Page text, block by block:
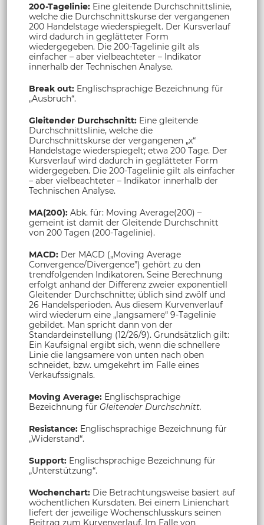
200-Tagelinie: Eine gleitende Durchschnittslinie,
welche die Durchschnittskurse der vergangenen
200 Handelstage wiederspiegelt. Der Kursverlauf
wird dadurch in geglätteter Form
wiedergegeben. Die 200-Tagelinie gilt als
einfacher – aber vielbeachteter – Indikator
innerhalb der Technischen Analyse.
Break out: Englischsprachige Bezeichnung für
„Ausbruch“.
Gleitender Durchschnitt: Eine gleitende
Durchschnittslinie, welche die
Durchschnittskurse der vergangenen „x“
Handelstage wiederspiegelt; etwa 200 Tage. Der
Kursverlauf wird dadurch in geglätteter Form
widergegeben. Die 200-Tagelinie gilt als einfacher
– aber vielbeachteter – Indikator innerhalb der
Technischen Analyse.
MA(200): Abk. für: Moving Average(200) –
gemeint ist damit der Gleitende Durchschnitt
von 200 Tagen (200-Tagelinie).
MACD: Der MACD („Moving Average
Convergence/Divergence”) gehört zu den
trendfolgenden Indikatoren. Seine Berechnung
erfolgt anhand der Differenz zweier exponentiell
Gleitender Durchschnitte; üblich sind zwölf und
26 Handelsperioden. Aus diesem Kurvenverlauf
wird wiederum eine „langsamere“ 9-Tagelinie
gebildet. Man spricht dann von der
Standardeinstellung (12/26/9). Grundsätzlich gilt:
Ein Kaufsignal ergibt sich, wenn die schnellere
Linie die langsamere von unten nach oben
schneidet, bzw. umgekehrt im Falle eines
Verkaufssignals.
Moving Average: Englischsprachige
Bezeichnung für Gleitender Durchschnitt.
Resistance: Englischsprachige Bezeichnung für
„Widerstand“.
Support: Englischsprachige Bezeichnung für
„Unterstützung“.
Wochenchart: Die Betrachtungsweise basiert auf
wöchentlichen Kursdaten. Bei einem Linienchart
liefert der jeweilige Wochenschlusskurs seinen
Beitrag zum Kurvenverlauf. Im Falle von